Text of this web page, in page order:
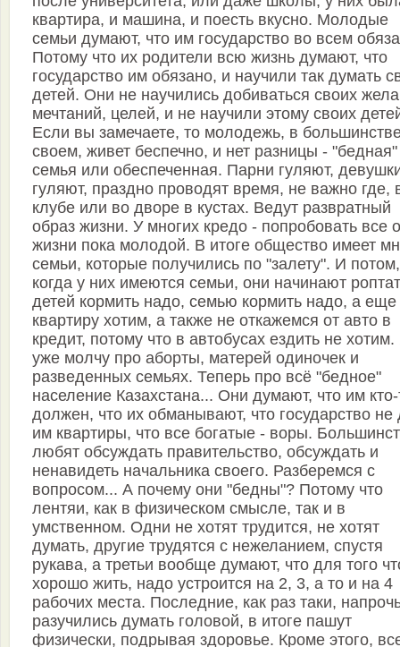
квартира, и машина, и поесть вкусно. Молодые
семьи думают, что им государство во всем
Потому что их родители всю жизнь думают, что
государство им обязано, и научили так думать
детей. Они не научились добиваться своих
мечтаний, целей, и не научили этому своих
Если вы замечаете, то молодежь, в
своем, живет беспечно, и нет разницы - "бедная"
семья или обеспеченная. Парни гуляют,
гуляют, праздно проводят время, не важно где,
клубе или во дворе в кустах. Ведут развратный
образ жизни. У многих кредо - попробовать все
жизни пока молодой. В итоге общество имеет
семьи, которые получились по "залету". И потом,
когда у них имеются семьи, они начинают
детей кормить надо, семью кормить надо, а еще
квартиру хотим, а также не откажемся от авто в
кредит, потому что в автобусах ездить не
уже молчу про аборты, матерей одиночек и
разведенных семьях. Теперь про всё "бедное"
население Казахстана... Они думают, что им кто-
должен, что их обманывают, что государство не
им квартиры, что все богатые - воры.
любят обсуждать правительство, обсуждать и
ненавидеть начальника своего. Разберемся с
вопросом... А почему они "бедны"? Потому что
лентяи, как в физическом смысле, так и в
умственном. Одни не хотят трудится, не хотят
думать, другие трудятся с нежеланием, спустя
рукава, а третьи вообще думают, что для того
хорошо жить, надо устроится на 2, 3, а то и на 4
рабочих места. Последние, как раз таки,
разучились думать головой, в итоге пашут
физически, подрывая здоровье. Кроме этого,